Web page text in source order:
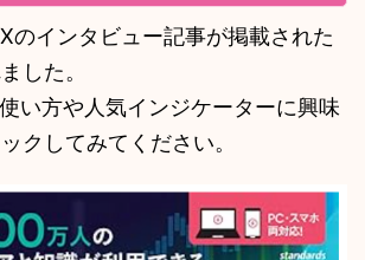
のインタビュー記事が掲載された
した。
い方や人気インジケーターに興味
クしてみてください。